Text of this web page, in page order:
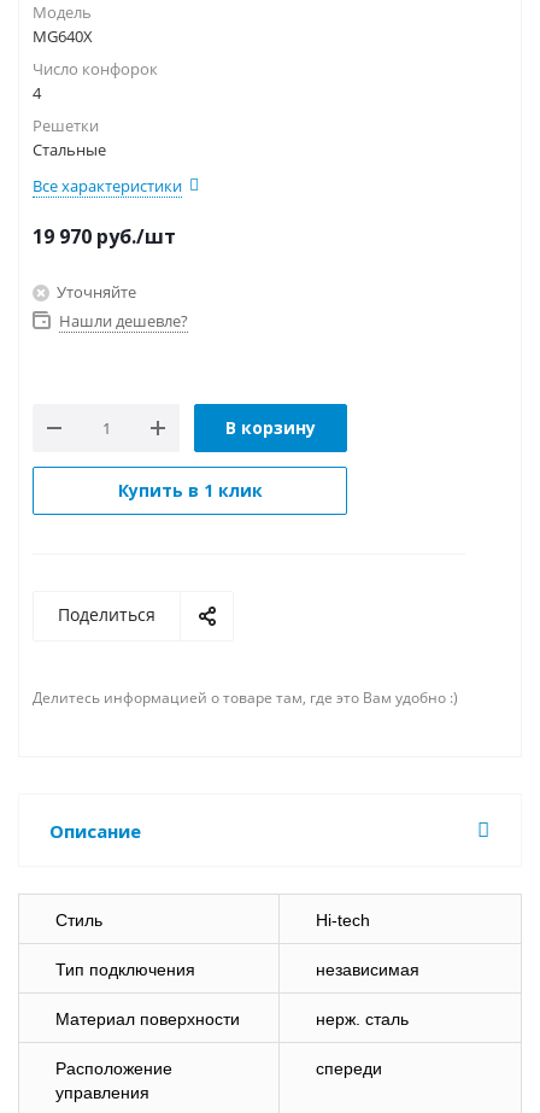
Модель
MG640X
Число конфорок
4
Решетки
Стальные
Все характеристики
19 970 руб./шт
Уточняйте
Нашли дешевле?
В корзину
Купить в 1 клик
Поделиться
Делитесь информацией о товаре там, где это Вам удобно :)
Описание
Стиль Hi-tech
Тип подключения независимая
Материал поверхности нерж. сталь
Расположение
управления
спереди